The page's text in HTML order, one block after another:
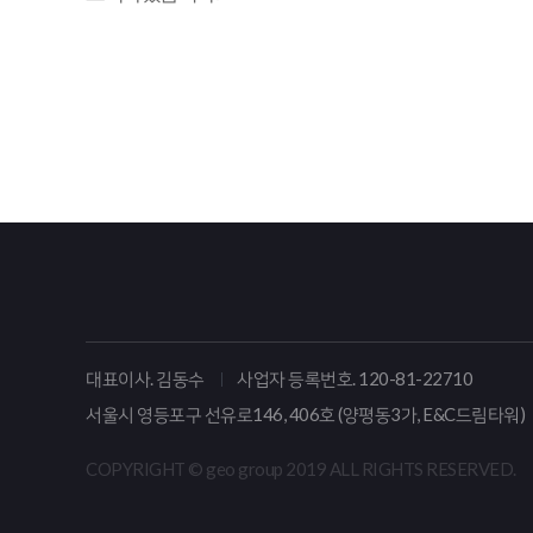
대표이사. 김동수
사업자 등록번호. 120-81-22710
서울시 영등포구 선유로146, 406호 (양평동3가, E&C드림타워)
COPYRIGHT © geo group 2019 ALL RIGHTS RESERVED.